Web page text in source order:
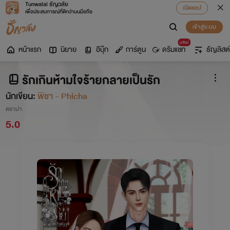
Tunwalai ธัญวลัย
เพื่อประสบการณ์ที่ดีกว่าบนมือถือ
เปิดแอป
เข้าสู่ระบบ
หน้าแรก นิยาย อีบุ๊ก การ์ตูน
มาใหม่
ดรีมแชท ธัญลิสต์
รักเกินห้ามใจร้ายกลายเป็นรัก
นักเขียน:พิชา - Phicha
ดราม่า
5.0